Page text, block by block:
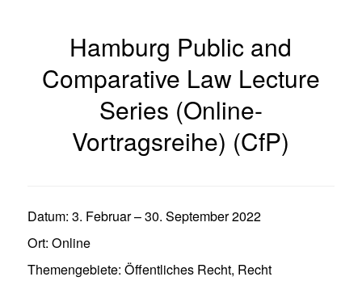
Hamburg Public and
Comparative Law Lecture
Series (Online-
Vortragsreihe) (CfP)
Datum: 3. Februar–30. September 2022
Ort: Online
Themengebiete: Öffentliches Recht, Recht